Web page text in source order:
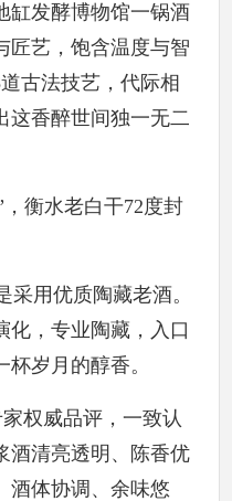
缸发酵博物馆一锅酒
匠艺，饱含温度与智
古法技艺，代际相
这香醉世间独一无二
衡水老白干72度封
采用优质陶藏老酒。
化，专业陶藏，入口
岁月的醇香。
权威品评，一致认
酒清亮透明、陈香优
酒体协调、余味悠